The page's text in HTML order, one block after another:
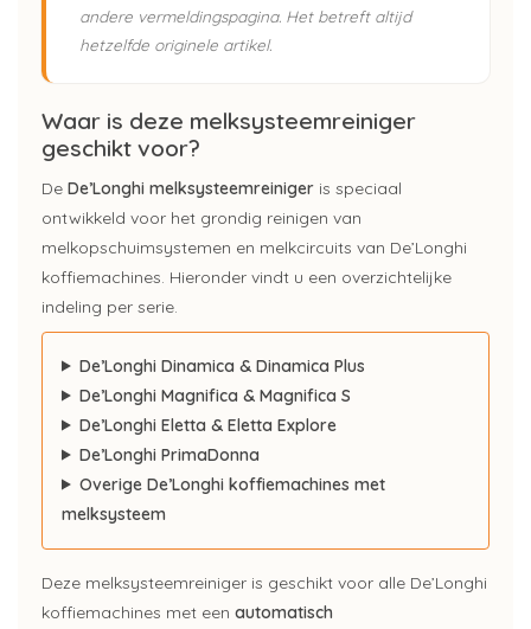
andere vermeldingspagina. Het betreft altijd
hetzelfde originele artikel.
Waar is deze melksysteemreiniger
geschikt voor?
De De’Longhi melksysteemreiniger is speciaal
ontwikkeld voor het grondig reinigen van
melkopschuimsystemen en melkcircuits van De’Longhi
koffiemachines. Hieronder vindt u een overzichtelijke
indeling per serie.
De’Longhi Dinamica & Dinamica Plus
De’Longhi Magnifica & Magnifica S
De’Longhi Eletta & Eletta Explore
De’Longhi PrimaDonna
Overige De’Longhi koffiemachines met
melksysteem
Deze melksysteemreiniger is geschikt voor alle De’Longhi
koffiemachines met een automatisch